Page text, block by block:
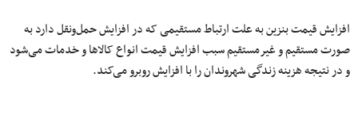
افزایش قیمت بنزین به علت ارتباط مستقیمی که در افزایش حمل‌ونقل دارد به
صورت مستقیم و غیرمستقیم سبب افزایش قیمت انواع کالاها و خدمات می‌شود
و در نتیجه هزینه زندگی شهروندان را با افزایش روبرو می‌کند.